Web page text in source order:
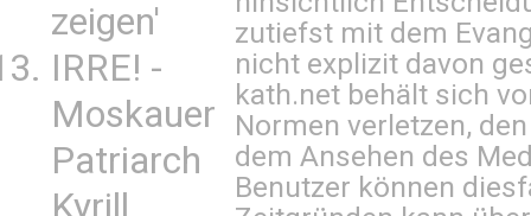
zeigen'
IRRE! -
Moskauer
Patriarch
Kyrill
zutiefst mit dem
nicht explizit davon
kath.net behält sich
Normen verletzen,
dem Ansehen des
Benutzer können